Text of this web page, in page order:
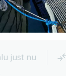
just nu